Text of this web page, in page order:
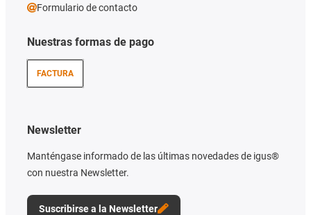
Nuestras formas de pago
FACTURA
Newsletter
Manténgase informado de las últimas novedades de igus®
con nuestra Newsletter.
Suscribirse a la Newsletter
Formulario de contacto